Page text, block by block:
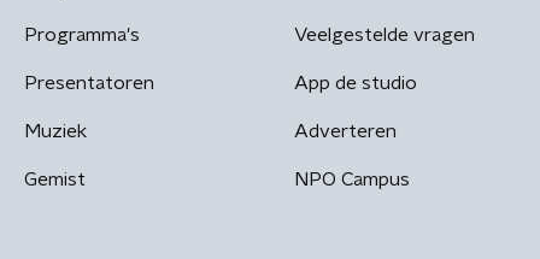
Programma's
Presentatoren
Muziek
Gemist
Veelgestelde vragen
App de studio
Adverteren
NPO Campus